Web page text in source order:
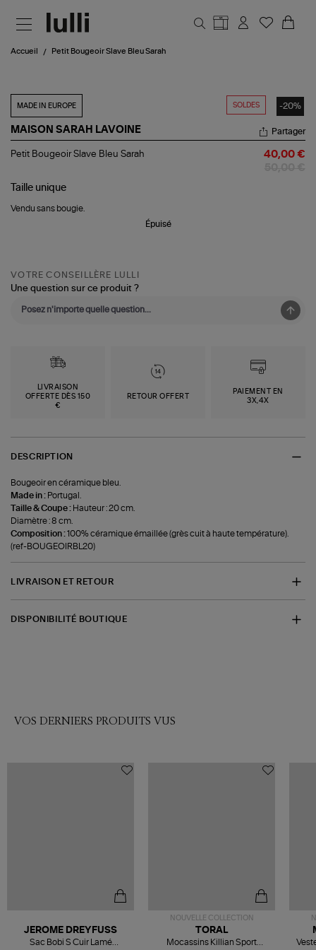
Accueil Petit Bougeoir Slave Bleu Sarah
SOLDES -20%
MADE IN EUROPE
MAISON SARAH LAVOINE
Petit
Bleu
Partager
Petit Bougeoir Slave Bleu Sarah 40,00 €
Taille unique
Vendu sans bougie.
Épuisé
VOTRE CONSEILLÈRE LULLI
Une question sur ce produit ?
LIVRAISON
OFFERTE DÈS 150
€
RETOUR OFFERT
PAIEMENT EN
3X,4X
DESCRIPTION
Bougeoir en céramique bleu.
Made in : Portugal.
Taille & Coupe : Hauteur : 20 cm.
Diamètre : 8 cm.
Composition :100% céramique émaillée (grès cuit à haute température).
(ref-BOUGEOIRBL20)
LIVRAISON ET RETOUR
DISPONIBILITÉ BOUTIQUE
VOS DERNIERS PRODUITS VUS
JEROME DREYFUSS
Sac Bobi S Cuir Lamé
NOUVELLE COLLECTION
TORAL
Mocassins Killian Sport